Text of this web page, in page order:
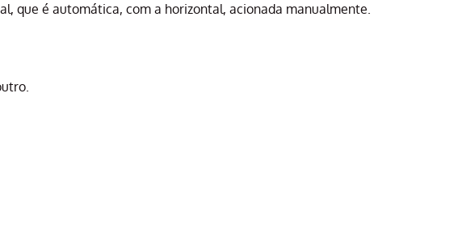
que é automática, com a horizontal, acionada manualmente.